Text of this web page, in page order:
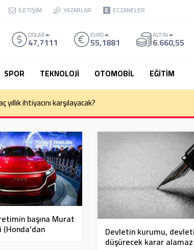
İLETİŞİM YAZARLAR ECZANELER
DOLAR
47,7111 EURO
55,1881 ALTIN
6.660,55
SPOR TEKNOLOJİ OTOMOBİL
EĞİTİM
ihtiyacını karşılayacak?
başına Murat
Devletin kurumu,
düşürecek karar alamaz